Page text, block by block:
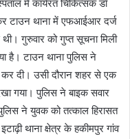
में कार्यरत चिकित्सक डॉ
टाउन थाना में एफआईआर दर्ज
गुरुवार को गुप्त सूचना मिली
है। टाउन थाना पुलिस ने
दी। उसी दौरान शहर से एक
गया। पुलिस ने बाइक सवार
ने युवक को तत्काल हिरासत
थाना क्षेत्र के हकीमपुर गांव